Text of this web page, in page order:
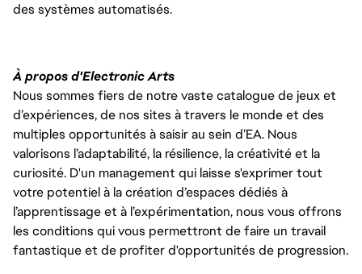
des systèmes automatisés.
À propos d'Electronic Arts
Nous sommes fiers de notre vaste catalogue de jeux et
d’expériences, de nos sites à travers le monde et des
multiples opportunités à saisir au sein d’EA. Nous
valorisons l’adaptabilité, la résilience, la créativité et la
curiosité. D'un management qui laisse s'exprimer tout
votre potentiel à la création d’espaces dédiés à
l’apprentissage et à l’expérimentation, nous vous offrons
les conditions qui vous permettront de faire un travail
fantastique et de profiter d'opportunités de progression.